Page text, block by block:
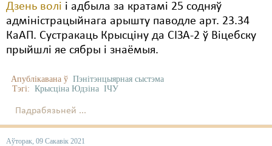
Дзень волі і адбыла за кратамі 25 содняў
адміністрацыйнага арышту паводле арт. 23.34
КаАП. Сустракаць Крысціну да СІЗА-2 ў Віцебску
прыйшлі яе сябры і знаёмыя.
Апублікавана ў Пэнітэнцыярная сыстэма
Тэгі: Крысціна Юдзіна ІЧУ
Падрабязьней ...
Аўторак, 09 Сакавік 2021